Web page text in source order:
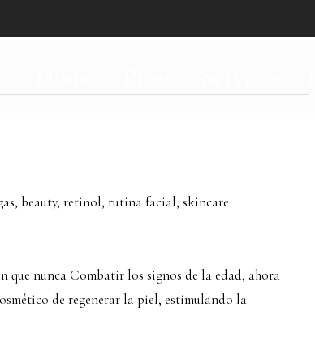
, beauty, retinol, rutina facial, skincare
que nunca Combatir los signos de la edad, ahora
de regenerar la piel, estimulando la